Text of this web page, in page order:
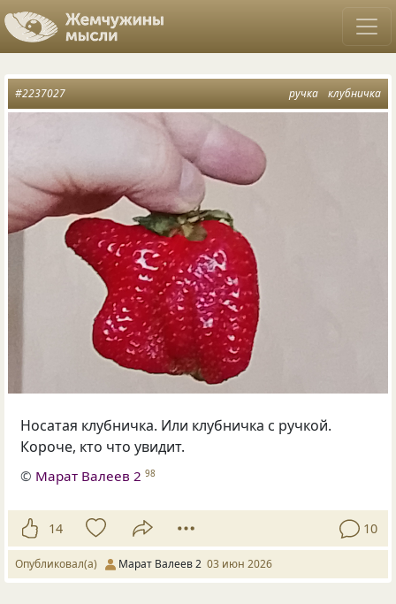
ручка клубничка
#2237027
Носатая клубничка. Или клубничка с ручкой.
Короче, кто что увидит.
© Марат Валеев 2 98
14 10
Опубликовал(а) Марат Валеев 2 03 июн 2026